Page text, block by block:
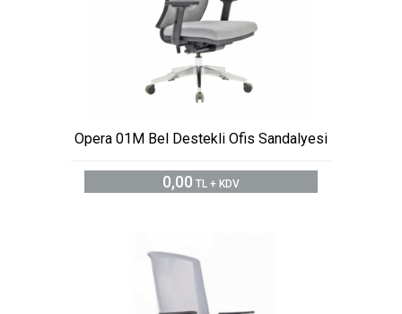
Opera 01M Bel Destekli Ofis Sandalyesi
0,00 TL + KDV